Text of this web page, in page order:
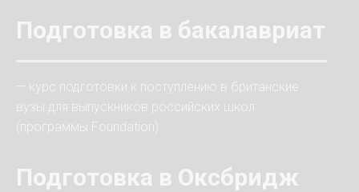
Подготовка в бакалавриат
— курс подготовки к поступлению в британские
вузы для выпускников российских школ
(программы Foundation)
Подготовка в Оксбридж